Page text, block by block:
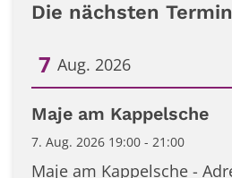
Die nächsten
7 Aug. 2026
Datum: 7. August 2026
Maje am Kappelsche
7. Aug. 2026 19:00 - 21:00
Maje am Kappelsche -